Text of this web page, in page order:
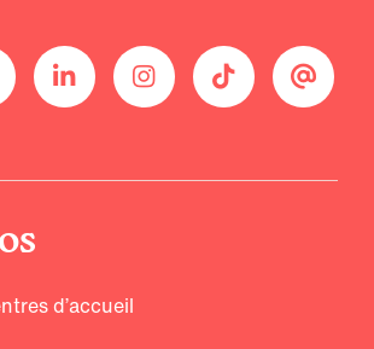
d’accueil